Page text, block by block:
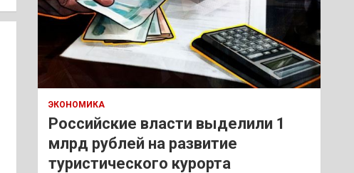
ЭКОНОМИКА
Российские власти выделили 1
млрд рублей на развитие
туристического курорта